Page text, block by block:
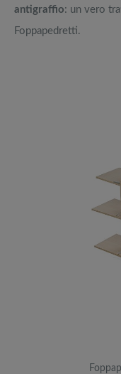
antigraffio: un vero
Foppapedretti.